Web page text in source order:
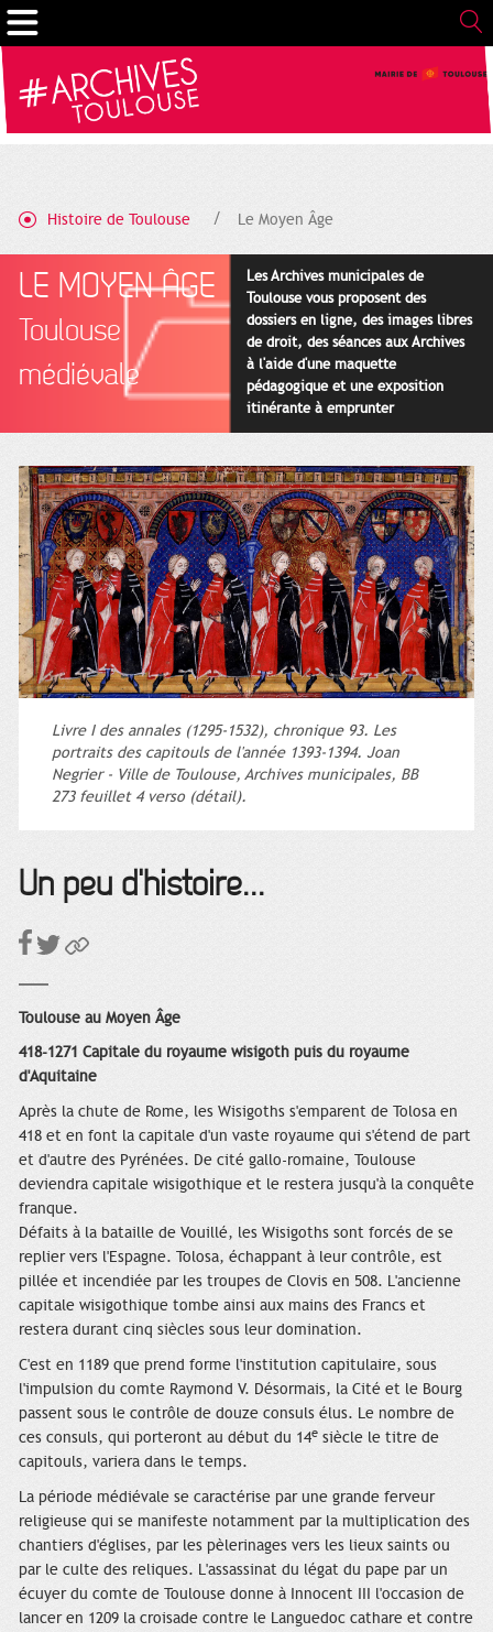
Histoire de Toulouse Le Moyen Âge
LE MOYEN ÂGE
Toulouse
médiévale
Les Archives municipales de
Toulouse vous proposent des
dossiers en ligne, des images libres
de droit, des séances aux Archives
à l'aide d'une maquette
pédagogique et une exposition
itinérante à emprunter
gratuitement.
Livre I des annales (1295-1532), chronique 93. Les
portraits des capitouls de l'année 1393-1394. Joan
Negrier - Ville de Toulouse, Archives municipales, BB
273 feuillet 4 verso (détail).
Un peu d'histoire...
Toulouse au Moyen Âge
418-1271 Capitale du royaume wisigoth puis du royaume
d'Aquitaine
Après la chute de Rome, les Wisigoths s'emparent de Tolosa en
418 et en font la capitale d'un vaste royaume qui s'étend de part
et d'autre des Pyrénées. De cité gallo-romaine, Toulouse
deviendra capitale wisigothique et le restera jusqu'à la conquête
franque.
Défaits à la bataille de Vouillé, les Wisigoths sont forcés de se
replier vers l'Espagne. Tolosa, échappant à leur contrôle, est
pillée et incendiée par les troupes de Clovis en 508. L'ancienne
capitale wisigothique tombe ainsi aux mains des Francs et
restera durant cinq siècles sous leur domination.
C'est en 1189 que prend forme l'institution capitulaire, sous
l'impulsion du comte Raymond V. Désormais, la Cité et le Bourg
passent sous le contrôle de douze consuls élus. Le nombre de
ces consuls, qui porteront au début du 14e siècle le titre de
capitouls, variera dans le temps.
La période médiévale se caractérise par une grande ferveur
religieuse qui se manifeste notamment par la multiplication des
chantiers d'églises, par les pèlerinages vers les lieux saints ou
par le culte des reliques. L'assassinat du légat du pape par un
écuyer du comte de Toulouse donne à Innocent III l'occasion de
lancer en 1209 la croisade contre le Languedoc cathare et contre
Gestion de vos préférences sur les cookies